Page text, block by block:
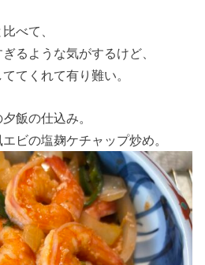
べて、
るような気がするけど、
てくれて有り難い。
飯の仕込み。
ビの塩麹ケチャップ炒め。